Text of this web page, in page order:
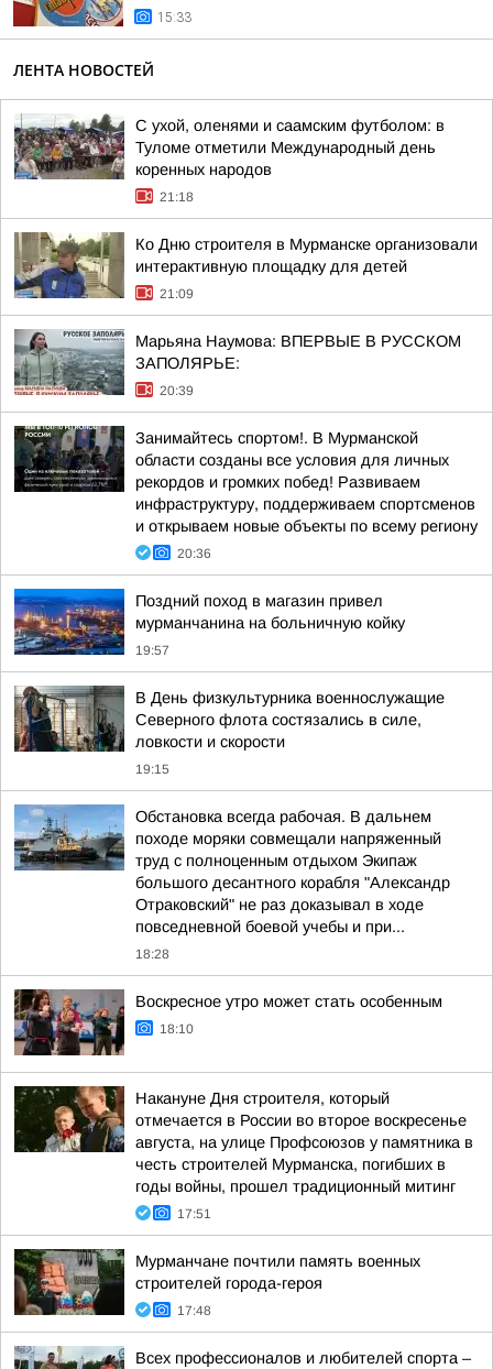
15:33
ЛЕНТА НОВОСТЕЙ
С ухой, оленями и саамским футболом: в
Туломе отметили Международный день
коренных народов
21:18
Ко Дню строителя в Мурманске организовали
интерактивную площадку для детей
21:09
Марьяна Наумова: ВПЕРВЫЕ В РУССКОМ
ЗАПОЛЯРЬЕ:
20:39
Занимайтесь спортом!. В Мурманской
области созданы все условия для личных
рекордов и громких побед! Развиваем
инфраструктуру, поддерживаем спортсменов
и открываем новые объекты по всему региону
20:36
Поздний поход в магазин привел
мурманчанина на больничную койку
19:57
В День физкультурника военнослужащие
Северного флота состязались в силе,
ловкости и скорости
19:15
Обстановка всегда рабочая. В дальнем
походе моряки совмещали напряженный
труд с полноценным отдыхом Экипаж
большого десантного корабля "Александр
Отраковский" не раз доказывал в ходе
повседневной боевой учебы и при...
18:28
Воскресное утро может стать особенным
18:10
Накануне Дня строителя, который
отмечается в России во второе воскресенье
августа, на улице Профсоюзов у памятника в
честь строителей Мурманска, погибших в
годы войны, прошел традиционный митинг
17:51
Мурманчане почтили память военных
строителей города-героя
17:48
Всех профессионалов и любителей спорта –